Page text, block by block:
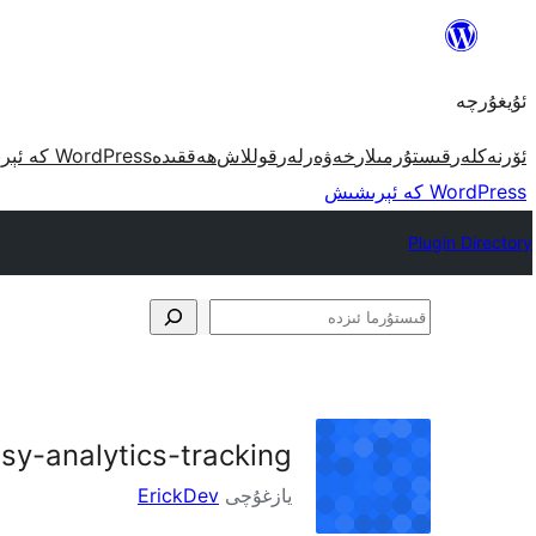
مەزمۇنغا
ئۇيغۇرچە
ئۆرنەكلەر قىستۇرمىلار خەۋەرلەر قوللاشھەققىدەWordPress كە ئېرىشىش
WordPress كە ئېرىشىش
Plugin Directory
قىستۇرما
analytics-tracking
يازغۇچى ErickDev